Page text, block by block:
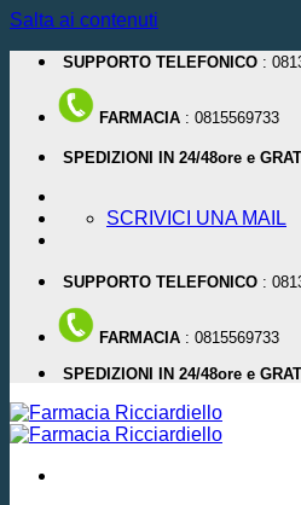
Salta ai contenuti
SUPPORTO TELEFONICO :
FARMACIA : 0815569733
SPEDIZIONI IN 24/48ore e
SCRIVICI UNA MAIL
SUPPORTO TELEFONICO :
FARMACIA : 0815569733
SPEDIZIONI IN 24/48ore e